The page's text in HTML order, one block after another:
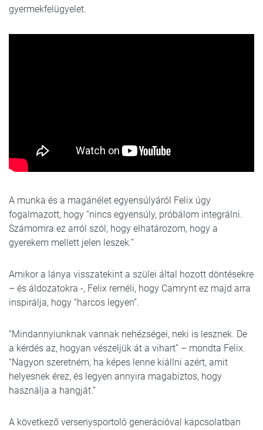
gyermekfelügyelet.
A munka és a magánélet egyensúlyáról Felix úgy
fogalmazott, hogy “nincs egyensúly, próbálom integrálni.
Számomra ez arról szól, hogy elhatározom, hogy a
gyerekem mellett jelen leszek.”
Amikor a lánya visszatekint a szülei által hozott döntésekre
– és áldozatokra -, Felix reméli, hogy Camrynt ez majd arra
inspirálja, hogy “harcos legyen”.
“Mindannyiunknak vannak nehézségei, neki is lesznek. De
a kérdés az, hogyan vészeljük át a vihart” – mondta Felix.
“Nagyon szeretném, ha képes lenne kiállni azért, amit
helyesnek érez, és legyen annyira magabiztos, hogy
használja a hangját.”
A következő versenysportoló generációval kapcsolatban